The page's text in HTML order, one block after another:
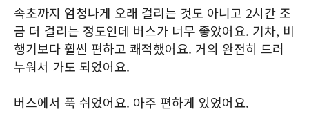
속초까지 엄청나게 오래 걸리는 것도 아니고 2시간 조
금 더 걸리는 정도인데 버스가 너무 좋았어요. 기차, 비
행기보다 훨씬 편하고 쾌적했어요. 거의 완전히 드러
누워서 가도 되었어요.
버스에서 푹 쉬었어요. 아주 편하게 있었어요.